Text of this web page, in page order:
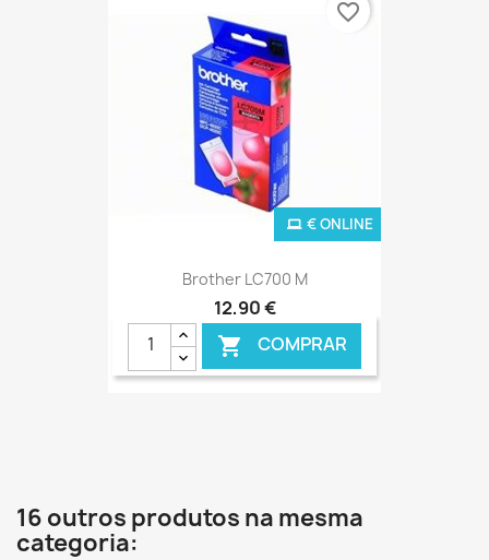
Brother LC700 M
12,90 €
 COMPRAR
€ ONLINE
favorite_border
16 outros produtos na mesma
categoria: